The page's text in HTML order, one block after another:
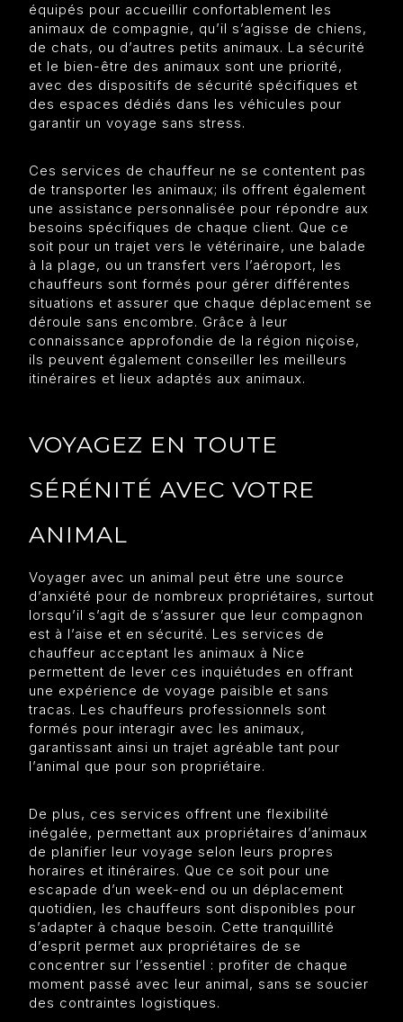
équipés pour accueillir confortablement les
animaux de compagnie, qu’il s’agisse de chiens,
de chats, ou d’autres petits animaux. La sécurité
et le bien-être des animaux sont une priorité,
avec des dispositifs de sécurité spécifiques et
des espaces dédiés dans les véhicules pour
garantir un voyage sans stress.
Ces services de chauffeur ne se contentent pas
de transporter les animaux; ils offrent également
une assistance personnalisée pour répondre aux
besoins spécifiques de chaque client. Que ce
soit pour un trajet vers le vétérinaire, une balade
à la plage, ou un transfert vers l’aéroport, les
chauffeurs sont formés pour gérer différentes
situations et assurer que chaque déplacement se
déroule sans encombre. Grâce à leur
connaissance approfondie de la région niçoise,
ils peuvent également conseiller les meilleurs
itinéraires et lieux adaptés aux animaux.
VOYAGEZ EN TOUTE
SÉRÉNITÉ AVEC VOTRE
ANIMAL
Voyager avec un animal peut être une source
d’anxiété pour de nombreux propriétaires, surtout
lorsqu’il s’agit de s’assurer que leur compagnon
est à l’aise et en sécurité. Les services de
chauffeur acceptant les animaux à Nice
permettent de lever ces inquiétudes en offrant
une expérience de voyage paisible et sans
tracas. Les chauffeurs professionnels sont
formés pour interagir avec les animaux,
garantissant ainsi un trajet agréable tant pour
l’animal que pour son propriétaire.
De plus, ces services offrent une flexibilité
inégalée, permettant aux propriétaires d’animaux
de planifier leur voyage selon leurs propres
horaires et itinéraires. Que ce soit pour une
escapade d’un week-end ou un déplacement
quotidien, les chauffeurs sont disponibles pour
s’adapter à chaque besoin. Cette tranquillité
d’esprit permet aux propriétaires de se
concentrer sur l’essentiel : profiter de chaque
moment passé avec leur animal, sans se soucier
des contraintes logistiques.